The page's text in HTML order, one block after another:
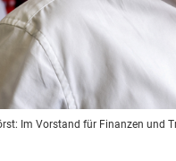
Im Vorstand für Finanzen